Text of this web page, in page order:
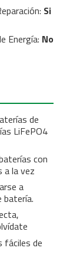
Si
Energía: No
de
LiFePO4
con
la vez
a
fáciles de